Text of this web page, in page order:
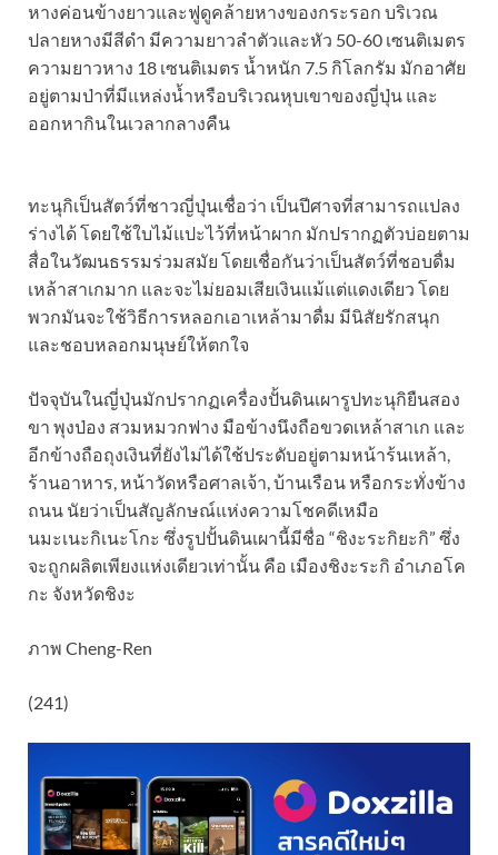
หางค่อนข้างยาวและฟูดูคล้ายหางของกระรอก บริเวณ
ปลายหางมีสีดำ มีความยาวลำตัวและหัว 50-60 เซนติเมตร
ความยาวหาง 18 เซนติเมตร น้ำหนัก 7.5 กิโลกรัม มักอาศัย
อยู่ตามป่าที่มีแหล่งน้ำหรือบริเวณหุบเขาของญี่ปุ่น และ
ออกหากินในเวลากลางคืน
ทะนุกิเป็นสัตว์ที่ชาวญี่ปุ่นเชื่อว่า เป็นปีศาจที่สามารถแปลง
ร่างได้ โดยใช้ใบไม้แปะไว้ที่หน้าผาก มักปรากฏตัวบ่อยตาม
สื่อในวัฒนธรรมร่วมสมัย โดยเชื่อกันว่าเป็นสัตว์ที่ชอบดื่ม
เหล้าสาเกมาก และจะไม่ยอมเสียเงินแม้แต่แดงเดียว โดย
พวกมันจะใช้วิธีการหลอกเอาเหล้ามาดื่ม มีนิสัยรักสนุก
และชอบหลอกมนุษย์ให้ตกใจ
ปัจจุบันในญี่ปุ่นมักปรากฏเครื่องปั้นดินเผารูปทะนุกิยืนสอง
ขา พุงป่อง สวมหมวกฟาง มือข้างนึงถือขวดเหล้าสาเก และ
อีกข้างถือถุงเงินที่ยังไม่ได้ใช้ประดับอยู่ตามหน้าร้นเหล้า,
ร้านอาหาร, หน้าวัดหรือศาลเจ้า, บ้านเรือน หรือกระทั่งข้าง
ถนน นัยว่าเป็นสัญลักษณ์แห่งความโชคดีเหมือ
นมะเนะกิเนะโกะ ซึ่งรูปปั้นดินเผานี้มีชื่อ “ชิงะระกิยะกิ” ซึ่ง
จะถูกผลิตเพียงแห่งเดียวเท่านั้น คือ เมืองชิงะระกิ อำเภอโค
กะ จังหวัดชิงะ
ภาพ Cheng-Ren
(241)